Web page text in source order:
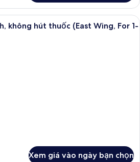
Bộ đồ giường cao cấp, chăn bông,
không hút thuốc (East Wing, For 1-
Xem giá vào ngày bạn chọn